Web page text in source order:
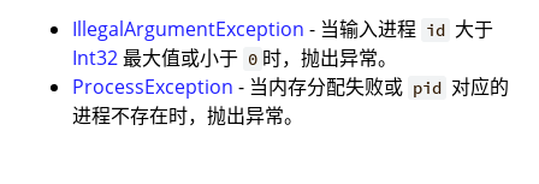
IllegalArgumentException - 当输入进程 id 大于
Int32最大值或小于 0 时，抛出异常。
ProcessException - 当内存分配失败或 pid 对应的
进程不存在时，抛出异常。